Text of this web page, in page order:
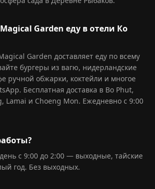
Garden еду в отели Ко
Garden доставляет еду по всему
бургеры из вагю, нидерландские
ручной обжарки, коктейли и многое
Бесплатная доставка в Bo Phut,
Lamai и Choeng Mon. Ежедневно с 9:00
с 9:00 до 2:00 — выходные, тайские
год. Без выходных.